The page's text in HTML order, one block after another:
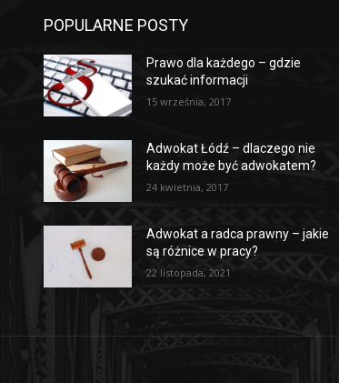
POPULARNE POSTY
Prawo dla każdego – gdzie
szukać informacji
15 września, 2017
Adwokat Łódź – dlaczego nie
każdy może być adwokatem?
24 kwietnia, 2017
Adwokat a radca prawny – jakie
są różnice w pracy?
22 listopada, 2021